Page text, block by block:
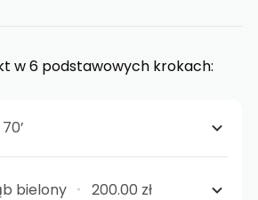
w 6 podstawowych krokach:
70’
bielony 200.00 zł